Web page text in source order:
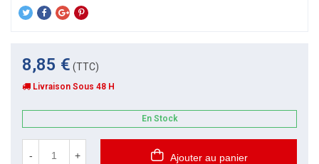
8,85 € (TTC)
Livraison Sous 48 H
En Stock
- + Ajouter au panier